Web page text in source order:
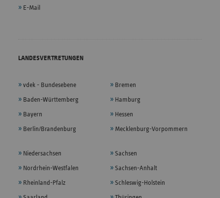
E-Mail
LANDESVERTRETUNGEN
vdek - Bundesebene
Baden-Württemberg
Bayern
Berlin/Brandenburg
Bremen
Hamburg
Hessen
Mecklenburg-Vorpommern
Niedersachsen
Nordrhein-Westfalen
Rheinland-Pfalz
Sachsen
Sachsen-Anhalt
Schleswig-Holstein